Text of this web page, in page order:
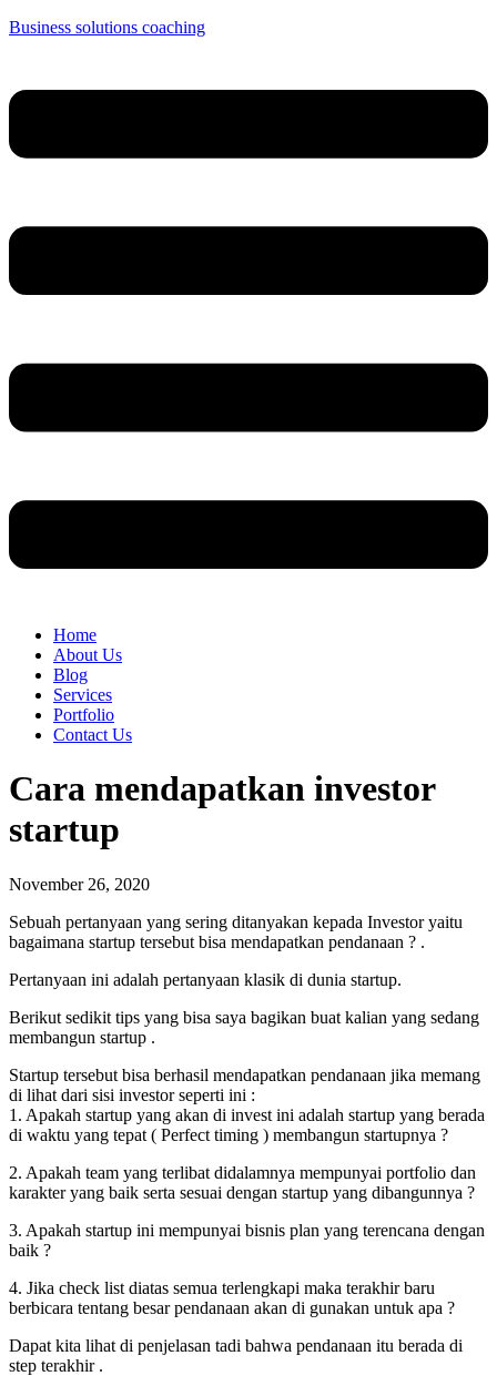
Business solutions coaching
Home
About Us
Blog
Services
Portfolio
Contact Us
Cara mendapatkan investor
startup
November 26, 2020
Sebuah pertanyaan yang sering ditanyakan kepada Investor yaitu
bagaimana startup tersebut bisa mendapatkan pendanaan ? .
Pertanyaan ini adalah pertanyaan klasik di dunia startup.
Berikut sedikit tips yang bisa saya bagikan buat kalian yang sedang
membangun startup .
Startup tersebut bisa berhasil mendapatkan pendanaan jika memang
di lihat dari sisi investor seperti ini :
1. Apakah startup yang akan di invest ini adalah startup yang berada
di waktu yang tepat ( Perfect timing ) membangun startupnya ?
2. Apakah team yang terlibat didalamnya mempunyai portfolio dan
karakter yang baik serta sesuai dengan startup yang dibangunnya ?
3. Apakah startup ini mempunyai bisnis plan yang terencana dengan
baik ?
4. Jika check list diatas semua terlengkapi maka terakhir baru
berbicara tentang besar pendanaan akan di gunakan untuk apa ?
Dapat kita lihat di penjelasan tadi bahwa pendanaan itu berada di
step terakhir .